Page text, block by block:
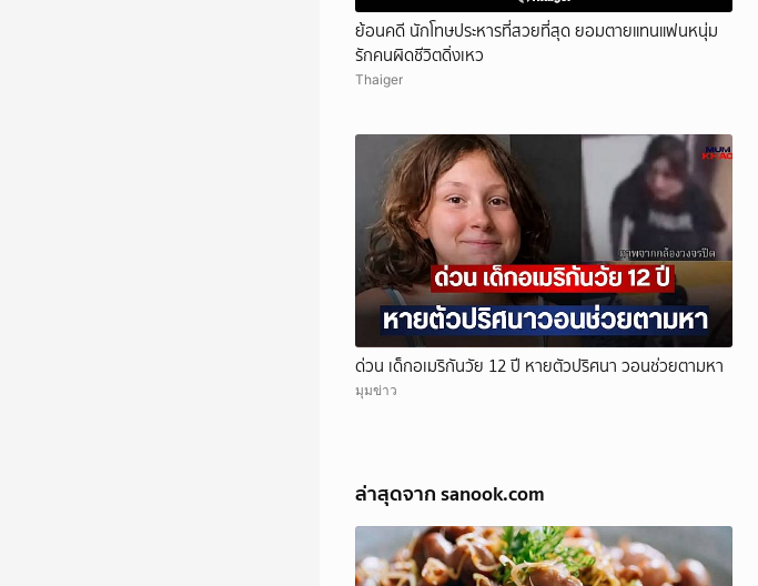
ย้อนคดี นักโทษประหารที่สวยที่สุด ยอมตายแทนแฟนหนุ่ม
รักคนผิดชีวิตดิ่งเหว
Thaiger
ด่วน เด็กอเมริกันวัย 12 ปี หายตัวปริศนา วอนช่วยตามหา
มุมข่าว
ล่าสุดจาก sanook.com